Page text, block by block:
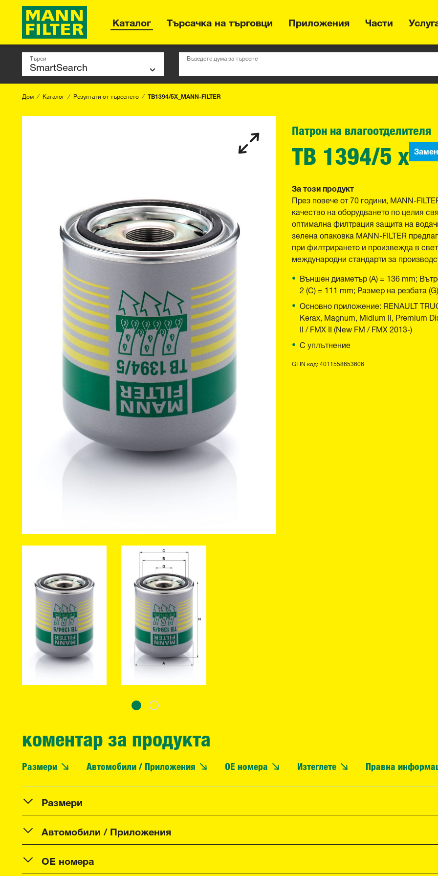
Каталог Търсачка на търговци Приложения Части
Търси Въведете дума за търсене
Дом Каталог Резултати от търсенето TB1394/5X_MANN-FILTER
Патрон на влагоотделителя
TB 1394/5 x
За този продукт
През повече от 70 години, MANN-
качество на оборудването по целия
оптимална филтрация защита на
зелена опаковка MANN-FILTER
при филтрирането и произвежда в
международни стандарти за
Външен диаметър (A) = 136 mm;
2 (C) = 111 mm; Размер на резбата
Основно приложение: RENAULT
Kerax, Magnum, Midlum II, Premium
II / FMX II (New FM / FMX 2013-)
С уплътнение
GTIN код: 4011558653606
коментар за продукта
Размери Автомобили / Приложения OE номера Изтеглете Правна
Размери
Автомобили / Приложения
OE номера